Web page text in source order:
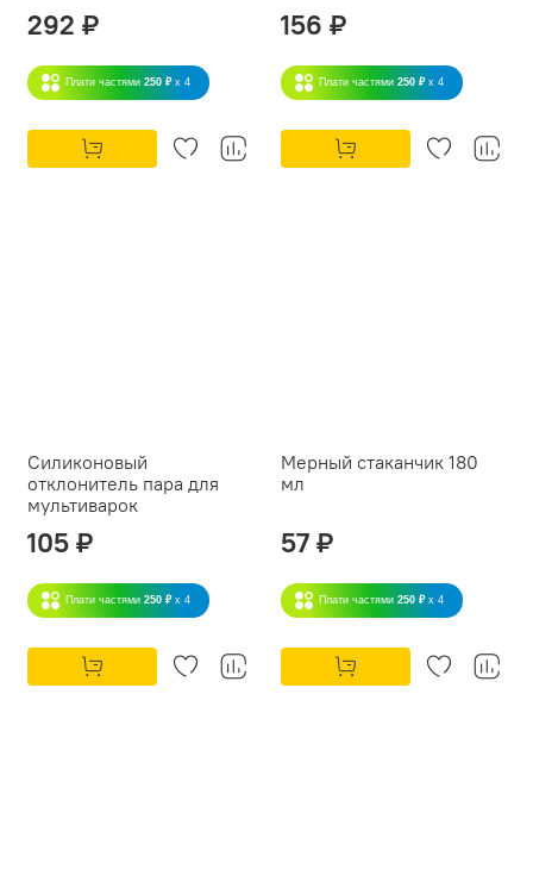
292 ₽
Плати частями 250 ₽ x 4
156 ₽
Плати частями 250 ₽ x 4
Силиконовый
отклонитель пара для
мультиварок
105 ₽
Плати частями 250 ₽ x 4
Мерный стаканчик 180
мл
57 ₽
Плати частями 250 ₽ x 4